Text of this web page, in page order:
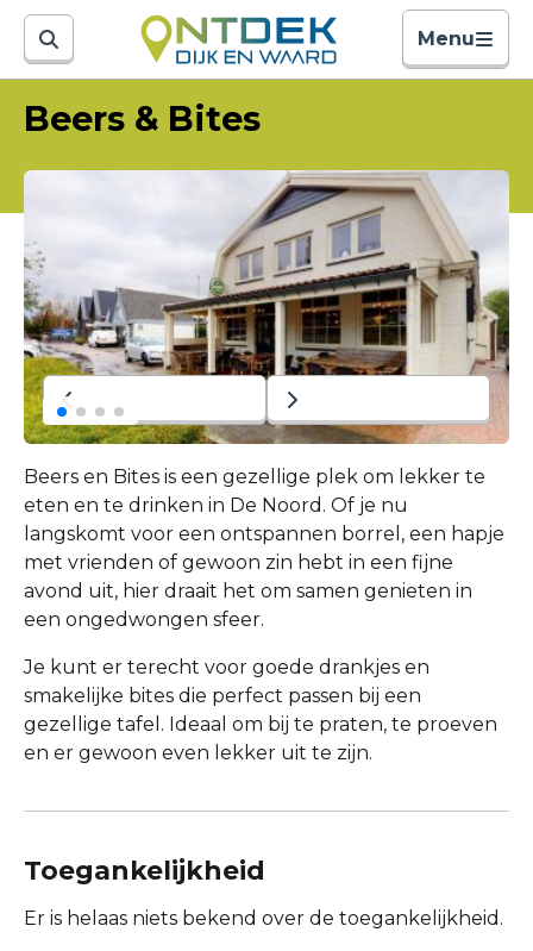
Menu
Beers & Bites
Beers en Bites is een gezellige plek om lekker te
eten en te drinken in De Noord. Of je nu
langskomt voor een ontspannen borrel, een hapje
met vrienden of gewoon zin hebt in een fijne
avond uit, hier draait het om samen genieten in
een ongedwongen sfeer.
Je kunt er terecht voor goede drankjes en
smakelijke bites die perfect passen bij een
gezellige tafel. Ideaal om bij te praten, te proeven
en er gewoon even lekker uit te zijn.
Toegankelijkheid
Er is helaas niets bekend over de toegankelijkheid.